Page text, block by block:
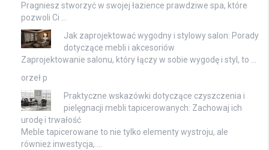
Pragniesz stworzyć w swojej łazience prawdziwe spa, które
pozwoli Ci …
Jak zaprojektować wygodny i stylowy salon: Porady
dotyczące mebli i akcesoriów
Zaprojektowanie salonu, który łączy w sobie wygodę i styl, to …
orzeł p
Praktyczne wskazówki dotyczące czyszczenia i
pielęgnacji mebli tapicerowanych: Zachowaj ich
urodę i trwałość
Meble tapicerowane to nie tylko elementy wystroju, ale
również inwestycja, …